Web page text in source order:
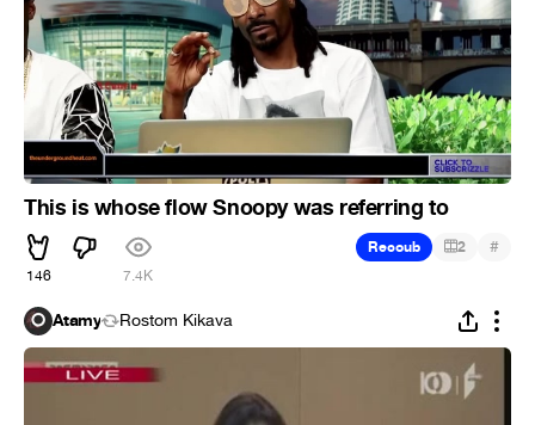
This is whose flow Snoopy was referring to
146 7.4K
Recoub 2 #
Atamy Rostom Kikava